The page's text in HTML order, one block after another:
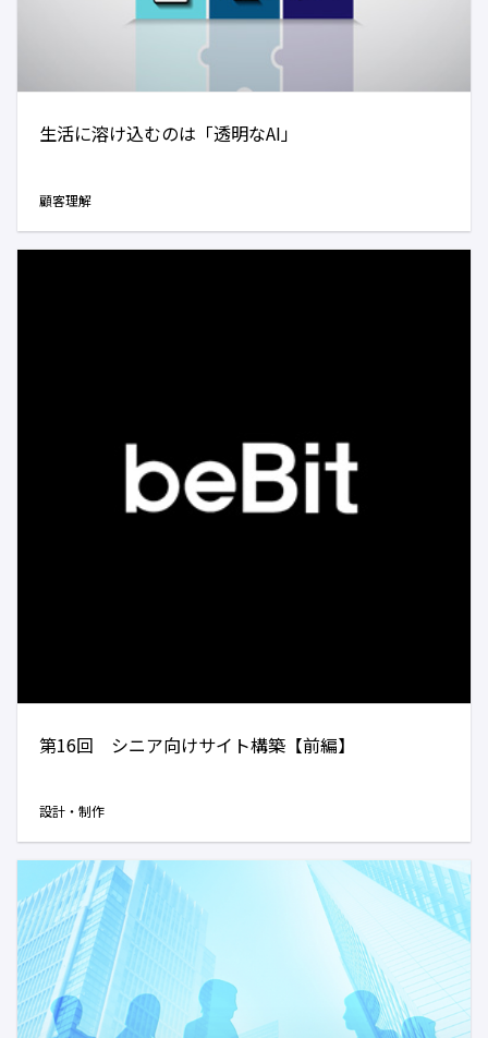
生活に溶け込むのは「透明なAI」
顧客理解
第16回 シニア向けサイト構築【前編】
設計・制作